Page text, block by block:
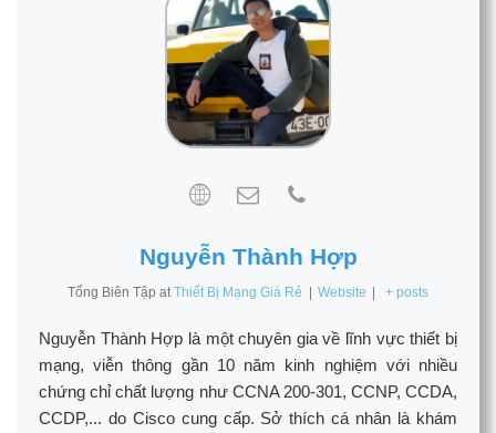
Nguyễn Thành Hợp
Tổng Biên Tập at Thiết Bị Mạng Giá Rẻ | Website | + posts
Nguyễn Thành Hợp là một chuyên gia về lĩnh vực thiết bị
mạng, viễn thông gần 10 năm kinh nghiệm với nhiều
chứng chỉ chất lượng như CCNA 200-301, CCNP, CCDA,
CCDP,... do Cisco cung cấp. Sở thích cá nhân là khám